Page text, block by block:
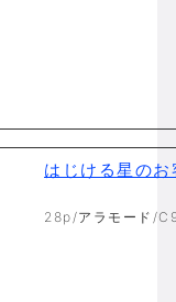
はじける星のお
28p/アラモード/